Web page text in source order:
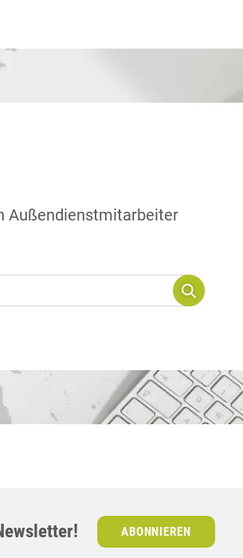
Außendienstmitarbeiter
ABONNIEREN